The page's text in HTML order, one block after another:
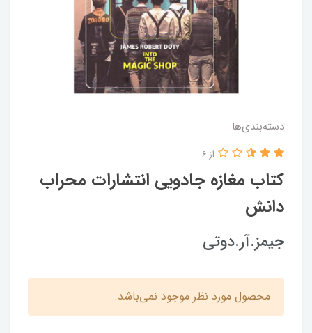
دسته‌بندی‌ها
کتاب مغازه جادویی انتشارات محراب
دانش
از 6
جیمز.آر.دوتی
محصول مورد نظر موجود نمی‌باشد.